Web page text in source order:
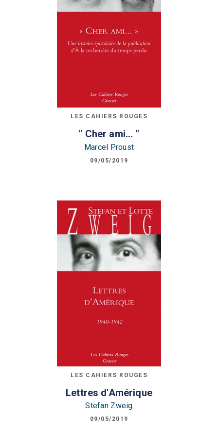
LES CAHIERS ROUGES
" Cher ami... "
Marcel Proust
09/05/2019
LES CAHIERS ROUGES
Lettres d'Amérique
Stefan Zweig
09/05/2019